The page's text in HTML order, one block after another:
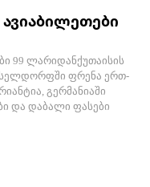
99 ლარიდანქუთაისის
ფრენა ერთ-
გერმანიაში
და დაბალი ფასები